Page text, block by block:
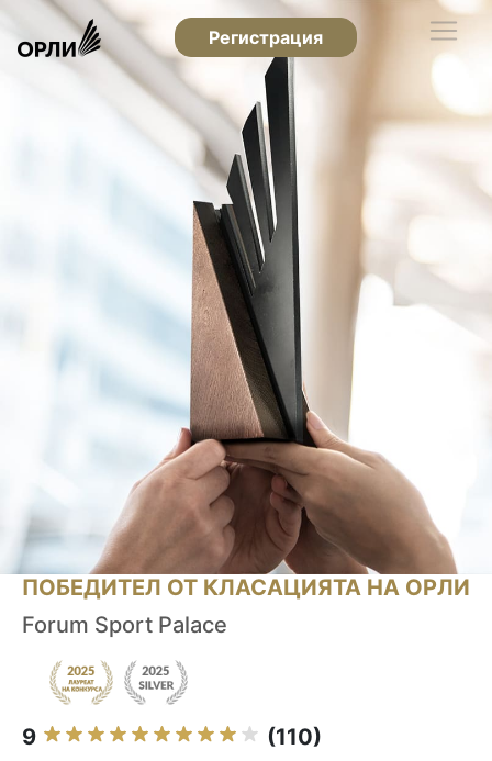
Регистрация
ПОБЕДИТЕЛ ОТ КЛАСАЦИЯТА НА ОРЛИ
Forum Sport Palace
9 (110)